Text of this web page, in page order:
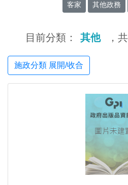
客家 其他政務
目前分類： 其他 ，
施政分類 展開/收合